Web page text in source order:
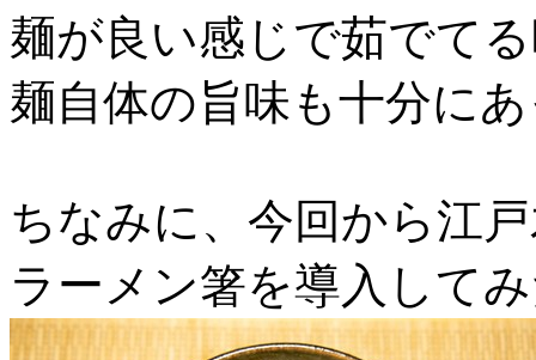
麺が良い感じで茹でて
麺自体の旨味も十分に
ちなみに、今回から江
ラーメン箸を導入して